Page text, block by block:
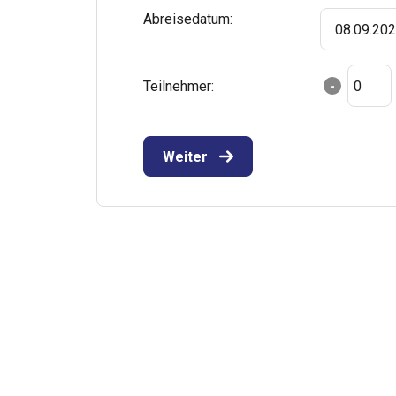
Abreisedatum:
Teilnehmer: -
Weiter